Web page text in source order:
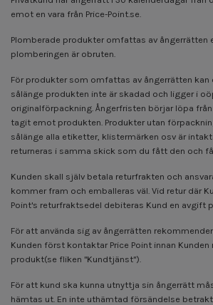
emot en vara från Price-Point.se.
Plomberade produkter omfattas av ångerrätten
plomberingen är obruten.
För produkter som omfattas av ångerrätten kan
sålänge produkten inte är skadad och ligger i
originalförpackning. Ångerfristen börjar löpa
tagit emot produkten. Produkter utan
sålänge alla etiketter, klistermärken osv är
returneras i samma skick som du fått den och
Kunden skall själv betala returfrakten och
kommer fram och emballeras väl. Vid retur där
Point's returfraktsedel debiteras Kund en avgift
För att använda sig av ångerrätten
Kunden först kontaktar Price Point innan Kunden
produkt(se fliken "Kundtjänst").
För att kund ska kunna utnyttja sin ångerrätt
hämtas ut. En inte uthämtad försändelse